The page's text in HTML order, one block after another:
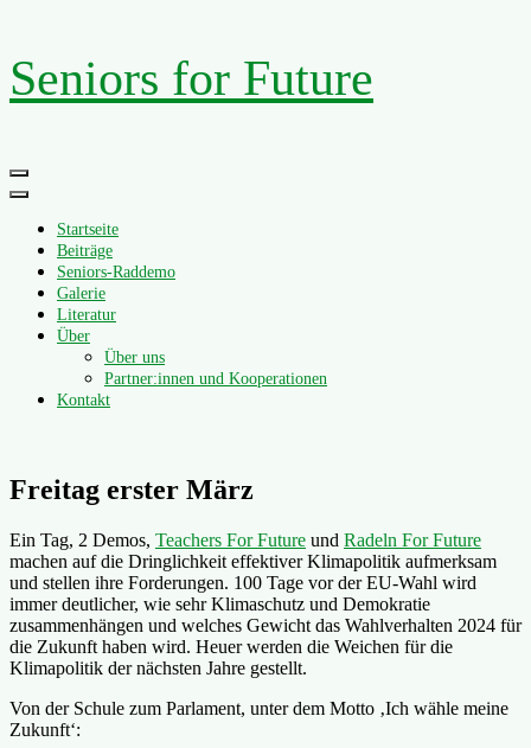
Zum
Inhalt
springen
Seniors for Future
Primäres
Menü
Startseite
Beiträge
Seniors-Raddemo
Galerie
Literatur
Über
Über uns
Partner:innen und Kooperationen
Kontakt
Freitag erster März
Ein Tag, 2 Demos, Teachers For Future und Radeln For Future
machen auf die Dringlichkeit effektiver Klimapolitik aufmerksam
und stellen ihre Forderungen. 100 Tage vor der EU-Wahl wird
immer deutlicher, wie sehr Klimaschutz und Demokratie
zusammenhängen und welches Gewicht das Wahlverhalten 2024 für
die Zukunft haben wird. Heuer werden die Weichen für die
Klimapolitik der nächsten Jahre gestellt.
Von der Schule zum Parlament, unter dem Motto ‚Ich wähle meine
Zukunft‘: